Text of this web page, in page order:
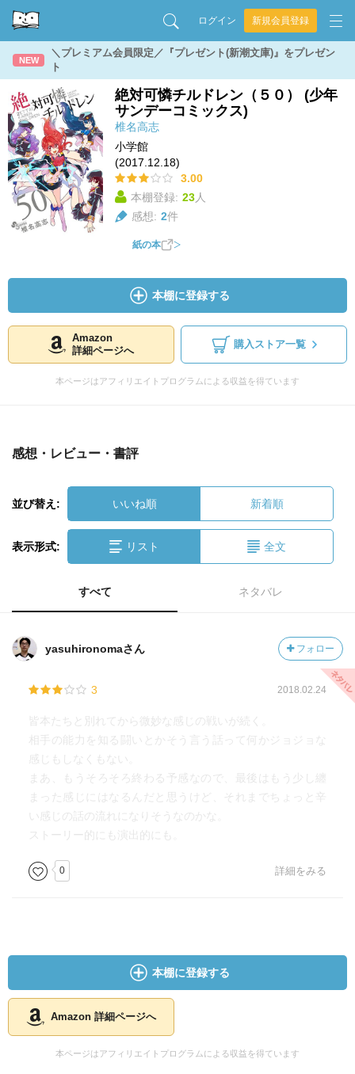
ログイン 新規会員登録
NEW
＼プレミアム会員限定／『プレゼント(新潮文庫)』をプレゼン
ト
絶対可憐チルドレン（５０） (少年
サンデーコミックス)
椎名高志
小学館
(2017.12.18)
3.00
本棚登録: 23人
感想: 2件
紙の本
本棚に登録する
Amazon
詳細ページへ
購入ストア一覧
本ページはアフィリエイトプログラムによる収益を得ています
感想・レビュー・書評
並び替え: いいね順 新着順
表示形式: リスト 全文
すべて ネタバレ
yasuhironomaさん フォロー
3 2018.02.24
皆本たちと別れてから微妙な感じの戦いが続く。
相手の能力を知る闘いとかそう言う話って何かジョジョな
感じもしなくもない。
まあ、もうそろそろ終わる予感なので、最後はもう少し纏
まった感じにはなるんだと思うけど、それまでちょっと辛
い感じの話の流れになりそうなのかな。
ストーリー的にも演出的にも。
0 詳細をみる
本棚に登録する
Amazon 詳細ページへ
本ページはアフィリエイトプログラムによる収益を得ています